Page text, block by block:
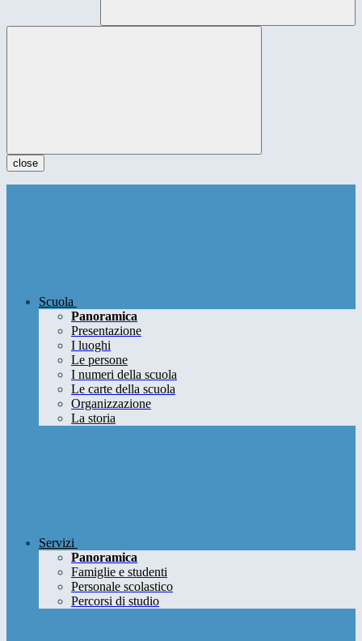
close
Scuola
Panoramica
Presentazione
I luoghi
Le persone
I numeri della scuola
Le carte della scuola
Organizzazione
La storia
Servizi
Panoramica
Famiglie e studenti
Personale scolastico
Percorsi di studio